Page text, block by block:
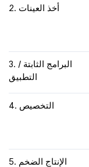
2. أخذ العينات
3. البرامج الثابتة /
التطبيق
4. التخصيص
5. الإنتاج الضخم